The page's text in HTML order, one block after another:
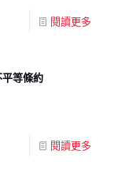
閱讀更多
等條約
閱讀更多